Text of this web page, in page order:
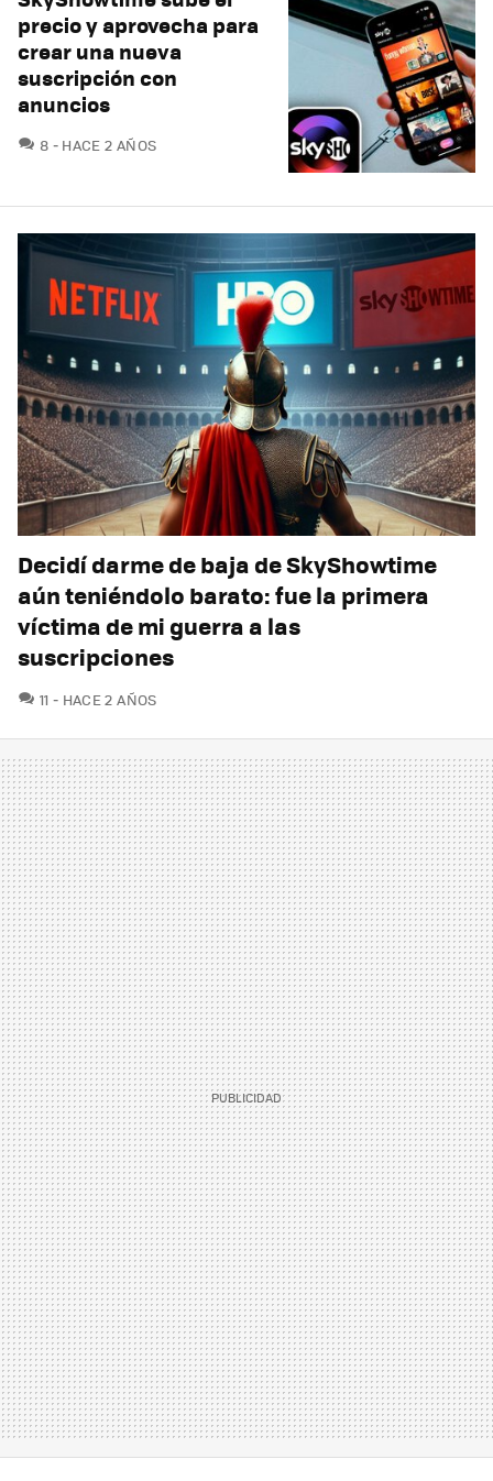
precio y aprovecha para
crear una nueva
suscripción con
anuncios
8 COMENTARIOS
HACE 2 AÑOS
Decidí darme de baja de SkyShowtime
aún teniéndolo barato: fue la primera
víctima de mi guerra a las
suscripciones
11 COMENTARIOS
HACE 2 AÑOS